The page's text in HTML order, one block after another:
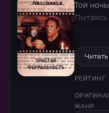
Той
Пытаясь
чем его
РЕЙТИНГ
ЖАНР